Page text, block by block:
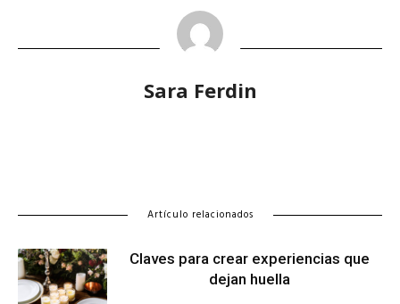
Sara Ferdin
Artículo relacionados
Claves para crear experiencias que
dejan huella